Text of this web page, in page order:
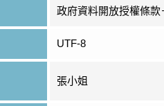
政府資料開放授權條款
UTF-8
張小姐